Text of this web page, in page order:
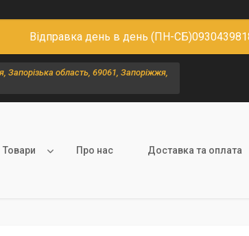
Відправка день в день (ПН-
Запорізька область, 69061, Запоріжжя,
Товари Про нас Доставка та оплата